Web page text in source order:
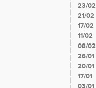
23/02
21/02
17/02
11/02
08/02
26/01
20/01
17/01